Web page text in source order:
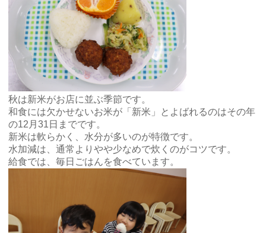
秋は新米がお店に並ぶ季節です。
和食には欠かせないお米が「新米」とよばれるのはその年
の12月31日までです。
新米は軟らかく、水分が多いのが特徴です。
水加減は、通常よりやや少なめで炊くのがコツです。
給食では、毎日ごはんを食べています。